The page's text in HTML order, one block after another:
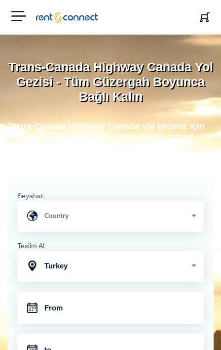
RENT'N
CONNECT
Trans-Canada Highway Canada Yol
Gezisi - Tüm Güzergah Boyunca
Bağlı Kalın
Trans-Canada Highway Canada yol geziniz için
anında eSIM ve cep WiFi. Navigasyon çalışır,
Seyahat:
Teslim Al:
Turkey